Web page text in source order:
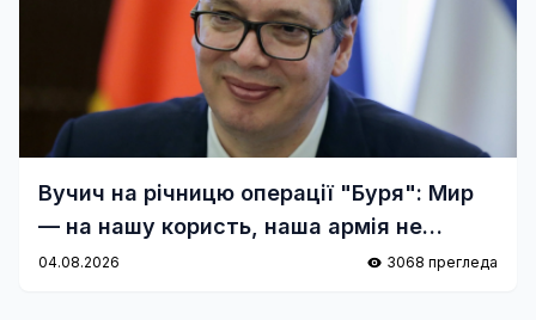
Вучич на річницю операції "Буря": Мир
— на нашу користь, наша армія не
поступається хорватській
04.08.2026 3068 прегледа